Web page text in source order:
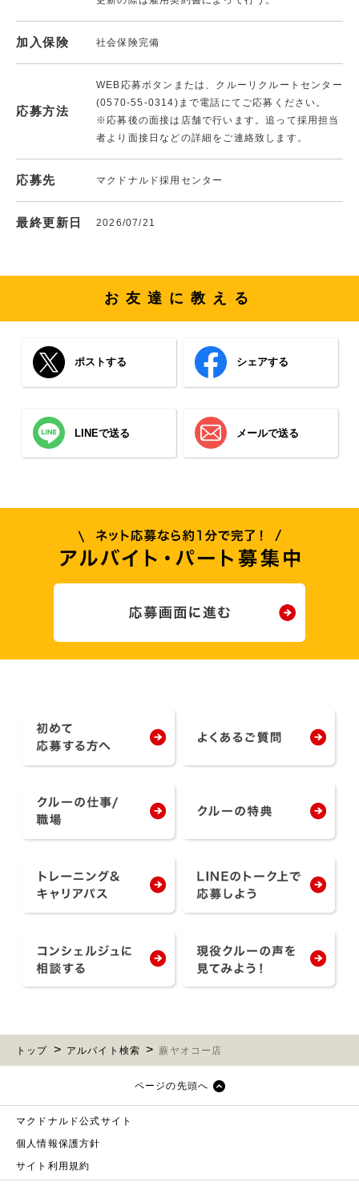
加入保険 社会保険完備
応募方法
WEB応募ボタンまたは、クルーリクルートセンター
(0570-55-0314)まで電話にてご応募ください。
※応募後の面接は店舗で行います。追って採用担当
者より面接日などの詳細をご連絡致します。
応募先 マクドナルド採用センター
最終更新日 2026/07/21
お友達に教える
ポストする シェアする
LINEで送る メールで送る
トップ アルバイト検索 蕨ヤオコー店
ページの先頭へ
マクドナルド公式サイト
個人情報保護方針
サイト利用規約